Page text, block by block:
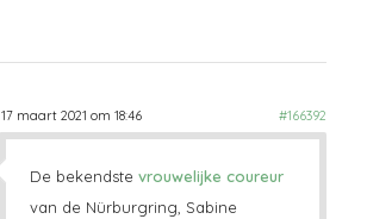
17 maart 2021 om 18:46 #166392
De bekendste vrouwelijke coureur
van de Nürburgring, Sabine